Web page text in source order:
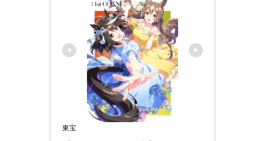
東宝